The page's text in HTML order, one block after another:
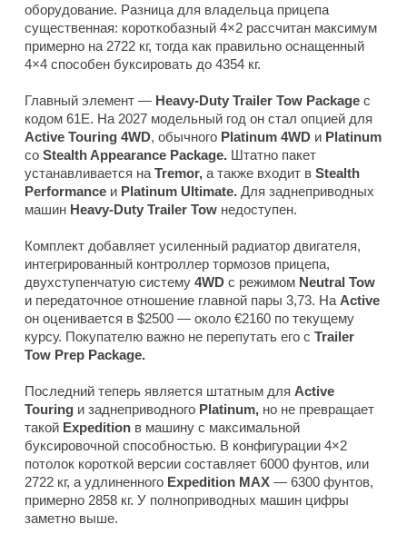
оборудование. Разница для владельца прицепа
существенная: короткобазный 4×2 рассчитан максимум
примерно на 2722 кг, тогда как правильно оснащенный
4×4 способен буксировать до 4354 кг.
Главный элемент — Heavy-Duty Trailer Tow Package с
кодом 61E. На 2027 модельный год он стал опцией для
Active Touring 4WD, обычного Platinum 4WD и Platinum
со Stealth Appearance Package. Штатно пакет
устанавливается на Tremor, а также входит в Stealth
Performance и Platinum Ultimate. Для заднеприводных
машин Heavy-Duty Trailer Tow недоступен.
Комплект добавляет усиленный радиатор двигателя,
интегрированный контроллер тормозов прицепа,
двухступенчатую систему 4WD с режимом Neutral Tow
и передаточное отношение главной пары 3,73. На Active
он оценивается в $2500 — около €2160 по текущему
курсу. Покупателю важно не перепутать его с Trailer
Tow Prep Package.
Последний теперь является штатным для Active
Touring и заднеприводного Platinum, но не превращает
такой Expedition в машину с максимальной
буксировочной способностью. В конфигурации 4×2
потолок короткой версии составляет 6000 фунтов, или
2722 кг, а удлиненного Expedition MAX — 6300 фунтов,
примерно 2858 кг. У полноприводных машин цифры
заметно выше.